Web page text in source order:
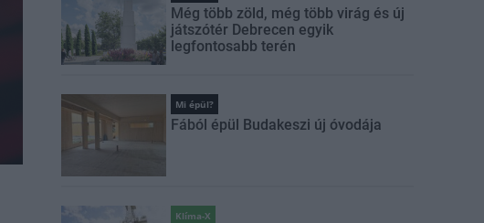
Még több zöld, még több virág és új
játszótér Debrecen egyik
legfontosabb terén
Mi épül?
Fából épül Budakeszi új óvodája
Klíma-X